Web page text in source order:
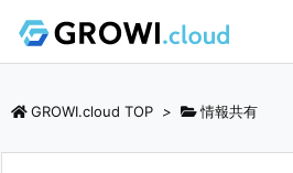
GROWI.cloud TOP > 情報共有